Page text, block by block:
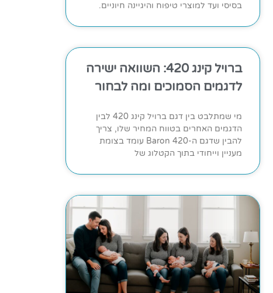
בסיסי ועד למוצרי טיפוח והיגיינה חיוניים.
ברויל קינג 420: השוואה ישירה
לדגמים הסמוכים ומה לבחור
מי שמתלבט בין דגם ברויל קינג 420 לבין
הדגמים האחרים בטווח המחיר שלו, צריך
להבין שדגם ה-Baron 420 עומד בצומת
מעניין וייחודי בתוך הקטלוג של